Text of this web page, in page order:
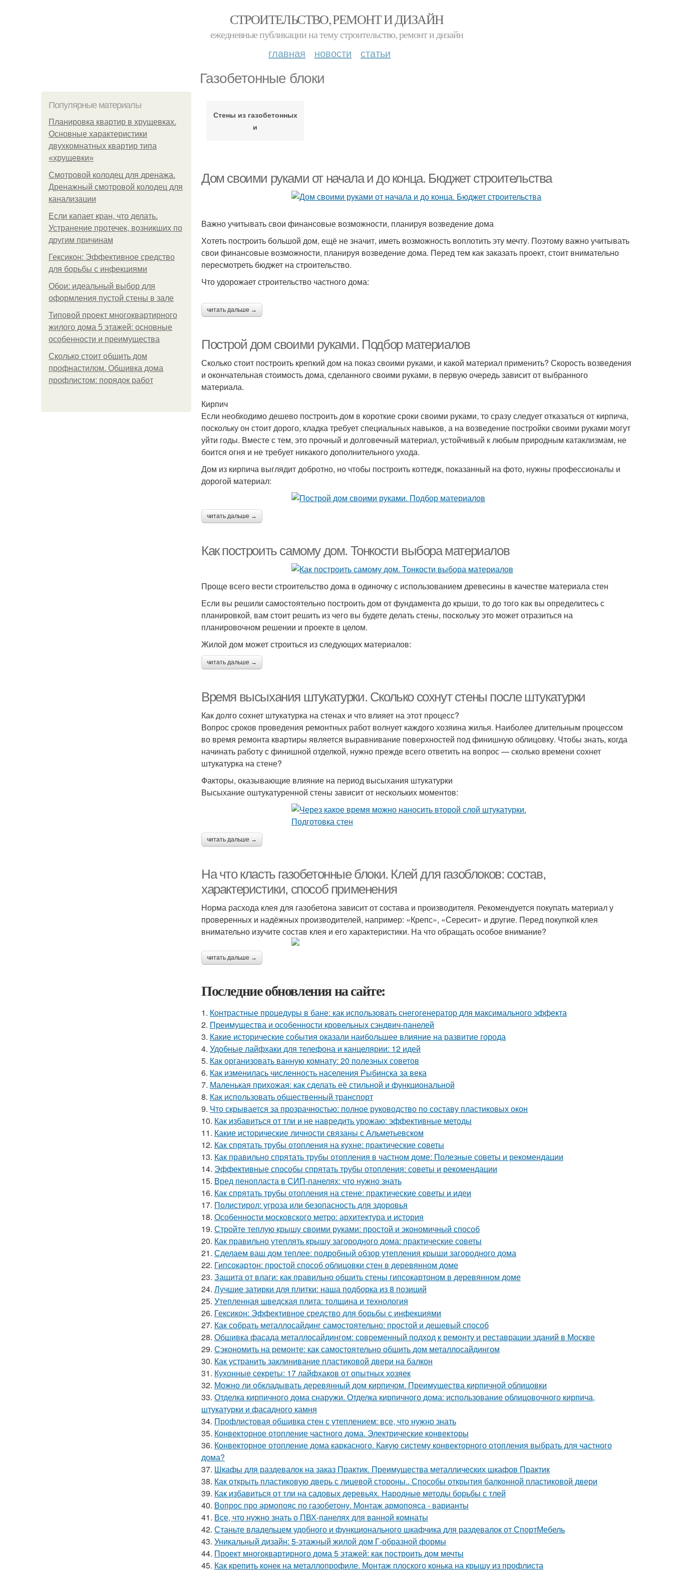
СТРОИТЕЛЬСТВО, РЕМОНТ И ДИЗАЙН
ежедневные публикации на тему строительство, ремонт и дизайн
главная новости статьи
Газобетонные блоки
Популярные материалы
Планировка квартир в хрущевках.
Основные характеристики
двухкомнатных квартир типа
«хрущевки»
Смотровой колодец для дренажа.
Дренажный смотровой колодец для
канализации
Если капает кран, что делать.
Устранение протечек, возникших по
другим причинам
Гексикон: Эффективное средство
для борьбы с инфекциями
Обои: идеальный выбор для
оформления пустой стены в зале
Типовой проект многоквартирного
жилого дома 5 этажей: основные
особенности и преимущества
Сколько стоит обшить дом
профнастилом. Обшивка дома
профлистом: порядок работ
Стены из газобетонных
и
Дом своими руками от начала и до конца. Бюджет строительства
Важно учитывать свои финансовые возможности, планируя возведение дома
Хотеть построить большой дом, ещё не значит, иметь возможность воплотить эту мечту. Поэтому важно учитывать
свои финансовые возможности, планируя возведение дома. Перед тем как заказать проект, стоит внимательно
пересмотреть бюджет на строительство.
Что удорожает строительство частного дома:
читать дальше →
Построй дом своими руками. Подбор материалов
Сколько стоит построить крепкий дом на показ своими руками, и какой материал применить? Скорость возведения
и окончательная стоимость дома, сделанного своими руками, в первую очередь зависит от выбранного
материала.
Кирпич
Если необходимо дешево построить дом в короткие сроки своими руками, то сразу следует отказаться от кирпича,
поскольку он стоит дорого, кладка требует специальных навыков, а на возведение постройки своими руками могут
уйти годы. Вместе с тем, это прочный и долговечный материал, устойчивый к любым природным катаклизмам, не
боится огня и не требует никакого дополнительного ухода.
Дом из кирпича выглядит добротно, но чтобы построить коттедж, показанный на фото, нужны профессионалы и
дорогой материал:
читать дальше →
Как построить самому дом. Тонкости выбора материалов
Проще всего вести строительство дома в одиночку с использованием древесины в качестве материала стен
Если вы решили самостоятельно построить дом от фундамента до крыши, то до того как вы определитесь с
планировкой, вам стоит решить из чего вы будете делать стены, поскольку это может отразиться на
планировочном решении и проекте в целом.
Жилой дом может строиться из следующих материалов:
читать дальше →
Время высыхания штукатурки. Сколько сохнут стены после штукатурки
Как долго сохнет штукатурка на стенах и что влияет на этот процесс?
Вопрос сроков проведения ремонтных работ волнует каждого хозяина жилья. Наиболее длительным процессом
во время ремонта квартиры является выравнивание поверхностей под финишную облицовку. Чтобы знать, когда
начинать работу с финишной отделкой, нужно прежде всего ответить на вопрос — сколько времени сохнет
штукатурка на стене?
Факторы, оказывающие влияние на период высыхания штукатурки
Высыхание оштукатуренной стены зависит от нескольких моментов:
читать дальше →
На что класть газобетонные блоки. Клей для газоблоков: состав,
характеристики, способ применения
Норма расхода клея для газобетона зависит от состава и производителя. Рекомендуется покупать материал у
проверенных и надёжных производителей, например: «Крепс», «Сересит» и другие. Перед покупкой клея
внимательно изучите состав клея и его характеристики. На что обращать особое внимание?
читать дальше →
Последние обновления на сайте:
1. Контрастные процедуры в бане: как использовать снегогенератор для максимального эффекта
2. Преимущества и особенности кровельных сэндвич-панелей
3. Какие исторические события оказали наибольшее влияние на развитие города
4. Удобные лайфхаки для телефона и канцелярии: 12 идей
5. Как организовать ванную комнату: 20 полезных советов
6. Как изменилась численность населения Рыбинска за века
7. Маленькая прихожая: как сделать её стильной и функциональной
8. Как использовать общественный транспорт
9. Что скрывается за прозрачностью: полное руководство по составу пластиковых окон
10. Как избавиться от тли и не навредить урожаю: эффективные методы
11. Какие исторические личности связаны с Альметьевском
12. Как спрятать трубы отопления на кухне: практические советы
13. Как правильно спрятать трубы отопления в частном доме: Полезные советы и рекомендации
14. Эффективные способы спрятать трубы отопления: советы и рекомендации
15. Вред пенопласта в СИП-панелях: что нужно знать
16. Как спрятать трубы отопления на стене: практические советы и идеи
17. Полистирол: угроза или безопасность для здоровья
18. Особенности московского метро: архитектура и история
19. Стройте теплую крышу своими руками: простой и экономичный способ
20. Как правильно утеплять крышу загородного дома: практические советы
21. Сделаем ваш дом теплее: подробный обзор утепления крыши загородного дома
22. Гипсокартон: простой способ облицовки стен в деревянном доме
23. Защита от влаги: как правильно обшить стены гипсокартоном в деревянном доме
24. Лучшие затирки для плитки: наша подборка из 8 позиций
25. Утепленная шведская плита: толщина и технология
26. Гексикон: Эффективное средство для борьбы с инфекциями
27. Как собрать металлосайдинг самостоятельно: простой и дешевый способ
28. Обшивка фасада металлосайдингом: современный подход к ремонту и реставрации зданий в Москве
29. Сэкономить на ремонте: как самостоятельно обшить дом металлосайдингом
30. Как устранить заклинивание пластиковой двери на балкон
31. Кухонные секреты: 17 лайфхаков от опытных хозяек
32. Можно ли обкладывать деревянный дом кирпичом. Преимущества кирпичной облицовки
33. Отделка кирпичного дома снаружи. Отделка кирпичного дома: использование облицовочного кирпича,
штукатурки и фасадного камня
34. Профлистовая обшивка стен с утеплением: все, что нужно знать
35. Конвекторное отопление частного дома. Электрические конвекторы
36. Конвекторное отопление дома каркасного. Какую систему конвекторного отопления выбрать для частного
дома?
37. Шкафы для раздевалок на заказ Практик. Преимущества металлических шкафов Практик
38. Как открыть пластиковую дверь с лицевой стороны.. Способы открытия балконной пластиковой двери
39. Как избавиться от тли на садовых деревьях. Народные методы борьбы с тлей
40. Вопрос про армопояс по газобетону. Монтаж армопояса - варианты
41. Все, что нужно знать о ПВХ-панелях для ванной комнаты
42. Станьте владельцем удобного и функционального шкафчика для раздевалок от СпортМебель
43. Уникальный дизайн: 5-этажный жилой дом Г-образной формы
44. Проект многоквартирного дома 5 этажей: как построить дом мечты
45. Как крепить конек на металлопрофиле. Монтаж плоского конька на крышу из профлиста